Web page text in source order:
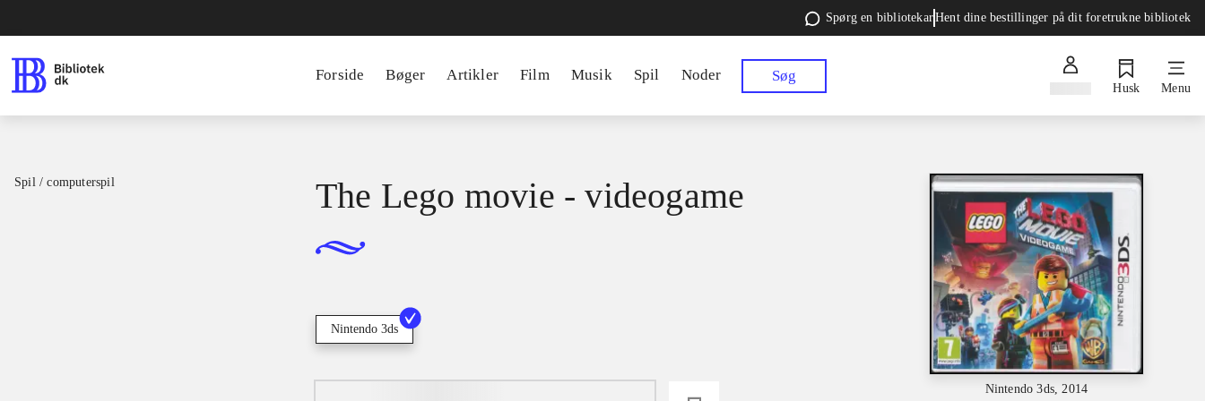
Spørg en bibliotekarHent dine bestillinger på dit foretrukne bibliotek
Forside Bøger Artikler Film Musik Spil Noder Søg
Husk Menu
Spil / computerspil
Nintendo 3ds, 2014
The Lego movie - videogame
Nintendo 3ds